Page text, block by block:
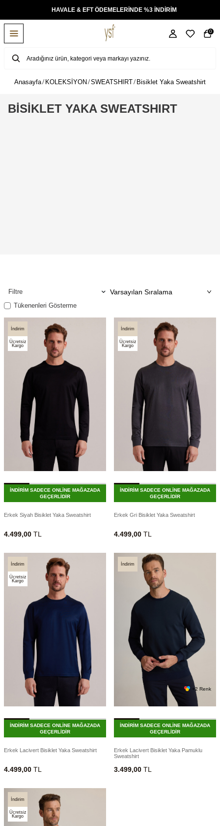
HAVALE & EFT ÖDEMELERİNDE %3 İNDİRİM
0
Anasayfa KOLEKSİYON SWEATSHIRT Bisiklet Yaka Sweatshirt
BİSİKLET YAKA SWEATSHIRT
Filtre
Tükenenleri Gösterme
İndirim
Ücretsiz
Kargo
İNDİRİM SADECE ONLİNE MAĞAZADA
GEÇERLİDİR
Erkek Siyah Bisiklet Yaka Sweatshirt
4.499,00 TL
İndirim
Ücretsiz
Kargo
İNDİRİM SADECE ONLİNE MAĞAZADA
GEÇERLİDİR
Erkek Gri Bisiklet Yaka Sweatshirt
4.499,00 TL
İndirim
Ücretsiz
Kargo
İNDİRİM SADECE ONLİNE MAĞAZADA
GEÇERLİDİR
Erkek Lacivert Bisiklet Yaka Sweatshirt
4.499,00 TL
İndirim
+2 Renk
İNDİRİM SADECE ONLİNE MAĞAZADA
GEÇERLİDİR
Erkek Lacivert Bisiklet Yaka Pamuklu
Sweatshirt
3.499,00 TL
İndirim
Ücretsiz
Kargo